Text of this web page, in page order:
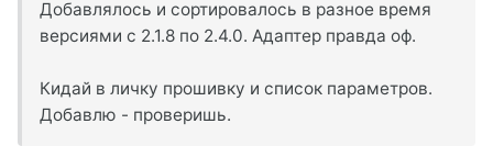
Добавлялось и сортировалось в разное время
версиями с 2.1.8 по 2.4.0. Адаптер правда оф.
Кидай в личку прошивку и список параметров.
Добавлю - проверишь.